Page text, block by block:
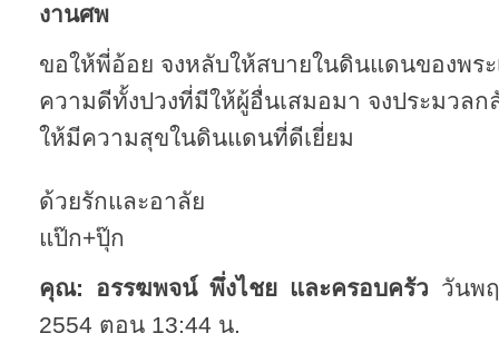
งานศพ
ขอให้พี่อ้อย จงหลับให้สบายในดินแดนของพระ
ความดีทั้งปวงที่มีให้ผู้อื่นเสมอมา จงประมวลก
ให้มีความสุขในดินแดนที่ดีเยี่ยม
ด้วยรักและอาลัย
แป๊ก+ปุ๊ก
คุณ: อรรฆพจน์ พึ่งไชย และครอบครัว วันพ
2554 ตอน 13:44 น.